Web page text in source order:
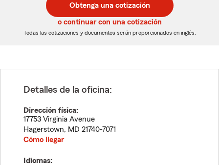
de
5
dígitos
de
5
dígitos
Obtenga una cotización
o continuar con una cotización
Todas las cotizaciones y documentos serán proporcionados en inglés.
Detalles de la oficina:
Dirección física:
17753 Virginia Avenue
Hagerstown, MD 21740-7071
Cómo llegar
Idiomas: